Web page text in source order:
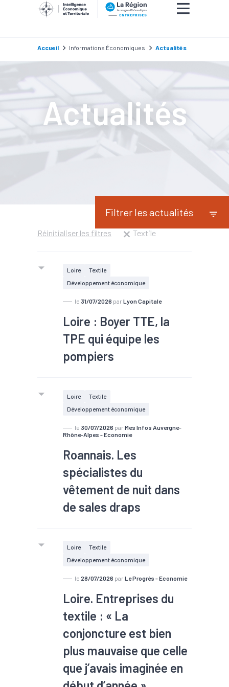
Accueil Informations Économiques Actualités
Actualités
Filtrer les actualités
Réinitialiser les filtres Textile
Loire
Textile
Développement économique
le 31/07/2026 par Lyon Capitale
Loire : Boyer TTE, la
TPE qui équipe les
pompiers
peine 174 salariés restants, Boyer
TTE résiste. À Villars, cette TPE de
dix personnes équipe désormais les
sapeurs-pompiers de la région.
Loire
Textile
Développement économique
le 30/07/2026 par Mes Infos Auvergne-
Rhône-Alpes - Economie
Roannais. Les
spécialistes du
vêtement de nuit dans
de sales draps
L’horizon reste sombre pour nombre de PME et
du secteur textile, avec des redressements ou
Marques tente de lutter contre l’ultra fast
Loire
Textile
Développement économique
le 28/07/2026 par Le Progrès - Economie
Loire. Entreprises du
textile : « La
conjoncture est bien
plus mauvaise que celle
que j’avais imaginée en